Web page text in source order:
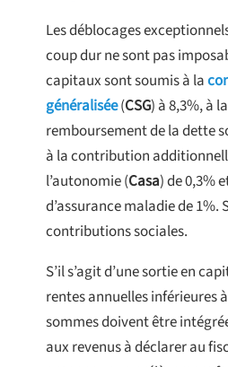
Les déblocages
coup dur ne sont pas
capitaux sont soumis à la
généralisée(CSG) à 8,3%, à
remboursement de la dette
à la contribution
l’autonomie (Casa) de 0,3%
d’assurance maladie de 1%.
contributions sociales.
S’il s’agit d’une sortie en
rentes annuelles inférieures
sommes doivent être
aux revenus à déclarer au